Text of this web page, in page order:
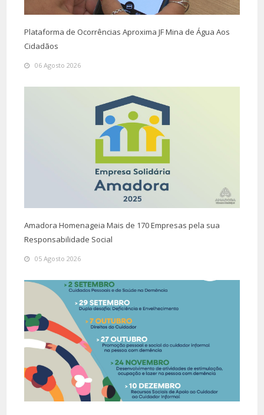
Plataforma de Ocorrências Aproxima JF Mina de Água Aos
Cidadãos
06 Agosto 2026
Amadora Homenageia Mais de 170 Empresas pela sua
Responsabilidade Social
05 Agosto 2026